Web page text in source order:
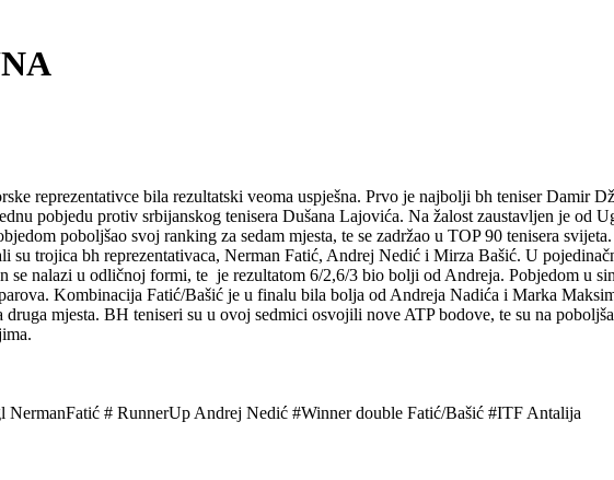
reprezentativce bila rezultatski veoma uspješna. Prvo je najbolji bh teniser Damir
pobjedu protiv srbijanskog tenisera Dušana Lajovića. Na žalost zaustavljen je od
poboljšao svoj ranking za sedam mjesta, te se zadržao u TOP 90 tenisera svijeta.
trojica bh reprezentativaca, Nerman Fatić, Andrej Nedić i Mirza Bašić. U
se nalazi u odličnoj formi, te je rezultatom 6/2,6/3 bio bolji od Andreja. Pobjedom u
Kombinacija Fatić/Bašić je u finalu bila bolja od Andreja Nadića i Marka
mjesta. BH teniseri su u ovoj sedmici osvojili nove ATP bodove, te su na
# RunnerUp Andrej Nedić #Winner double Fatić/Bašić #ITF Antalija